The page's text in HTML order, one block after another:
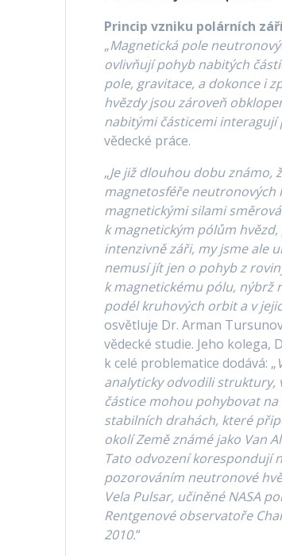
Princip vzniku polárních
„Magnetická pole
ovlivňují pohyb nabitých
pole, gravitace, a dokonce i
hvězdy jsou zároveň
nabitými částicemi
vědecké práce.
„Je již dlouhou dobu známo,
magnetosféře neutronových
magnetickými silami
k magnetickým pólům
intenzivně záři, my jsme ale
nemusí jít jen o pohyb z
k magnetickému pólu, nýbrž
podél kruhových orbit a v
osvětluje Dr. Arman
vědecké studie. Jeho kolega,
k celé problematice dodává: „
analyticky odvodili struktury,
částice mohou pohybovat na
stabilních drahách, které
okolí Země známé jako Van
Tato odvození korespondují
pozorováním neutronové
Vela Pulsar, učiněné NASA
Rentgenové observatoře
2010.“